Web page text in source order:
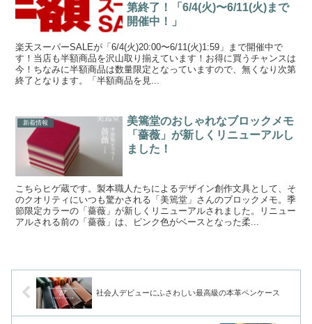
第終了！「6/4(火)〜6/11(火)まで
開催中！」
楽天スーパーSALEが「6/4(火)20:00〜6/11(火)1:59」まで開催中で
す！当店も半額商品を沢山取り揃えています！お得に買うチャンスは
今！ちなみに半額商品は数量限定となっていますので、無くなり次第
終了となります。「半額商品を見...
新着情報
美篶堂のおしゃれなブロックメモ
「薔薇」が新しくリニューアルし
ました！
こちらヒゲ蔵です。製本職人たちによるデザイン創作文具として、そ
のクオリティにいつも驚かされる「美篶堂」さんのブロックメモ。季
節限定カラーの「薔薇」が新しくリニューアルされました。リニュー
アルされる前の「薔薇」は、ピンク色がベースとなった柔...
社会人デビューにふさわしい最高級の本革ペンケース